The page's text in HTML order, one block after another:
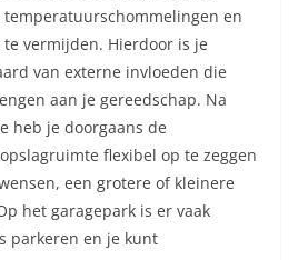
en
vermijden. Hierdoor is je
van externe invloeden die
aan je gereedschap. Na
heb je doorgaans de
flexibel op te zeggen
een grotere of kleinere
het garagepark is er vaak
parkeren en je kunt